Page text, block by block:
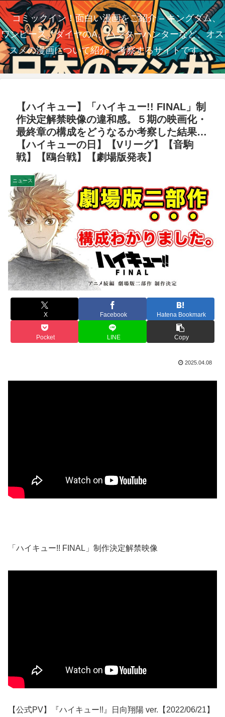
コミックイン！面白い漫画をご紹介 – キングダム、
ワンピース、ダイヤのA、ハンターハンターなど、オス
スメの漫画について紹介・考察するサイトです。
【ハイキュー】「ハイキュー!! FINAL」制
作決定解禁映像の違和感。５期の映画化・
最終章の構成をどうなるか考察した結果…
【ハイキューの日】【Vリーグ】【音駒
戦】【鴎台戦】【劇場版発表】
ニュース
X Facebook Hatena Bookmark
Pocket LINE Copy
2025.04.08
「ハイキュー!! FINAL」制作決定解禁映像
【公式PV】『ハイキュー!!』日向翔陽 ver.【2022/06/21】